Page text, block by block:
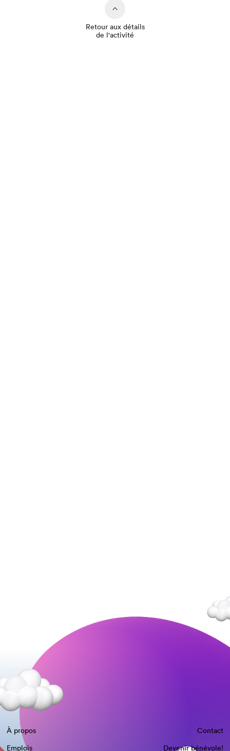
Retour aux détails
de l'activité
À propos
Contact
Emplois
Devenir bénévole!